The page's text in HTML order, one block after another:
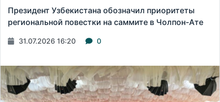
Президент Узбекистана обозначил приоритеты
региональной повестки на саммите в Чолпон-Ате
31.07.2026 16:20 0